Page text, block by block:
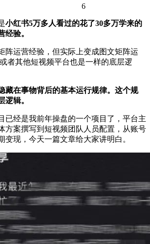
6
小红书5万多人看过的花了30多万学来的
经验。
阵运营经验，但实际上变成图文矩阵运
者其他短视频平台也是一样的底层逻
藏在事物背后的基本运行规律。 这个规
逻辑。
已经是我前年操盘的一个项目了，平台主
方案撰写到短视频团队人员配置，从账号
变现，今天一篇文章给大家讲明白。